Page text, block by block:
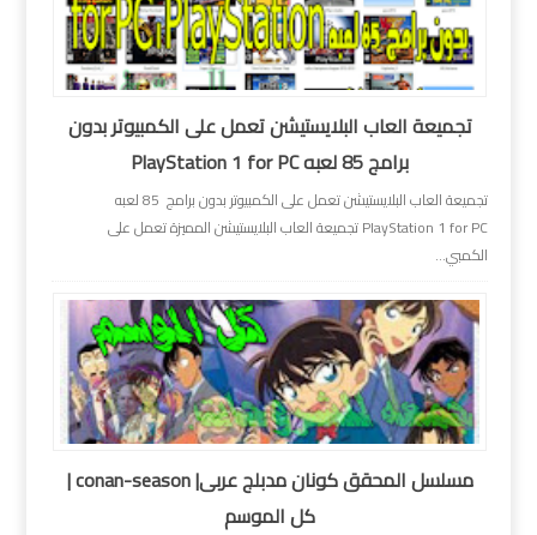
تجميعة العاب البلايستيشن تعمل على الكمبيوتر بدون
برامج 85 لعبه PlayStation 1 for PC
تجميعة العاب البلايستيشن تعمل على الكمبيوتر بدون برامج 85 لعبه
PlayStation 1 for PC تجميعة العاب البلايستيشن المميزة تعمل على
الكمبي...
مسلسل المحقق كونان مدبلج عربى| conan-season |
كل الموسم